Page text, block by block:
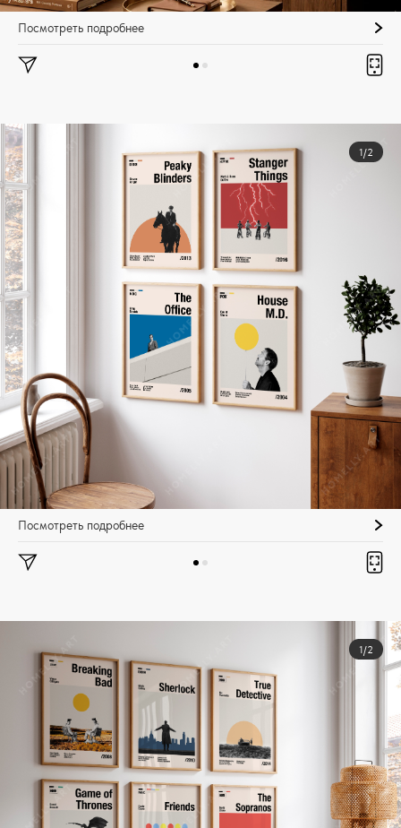
Посмотреть подробнее
1/2
Посмотреть подробнее
1/2